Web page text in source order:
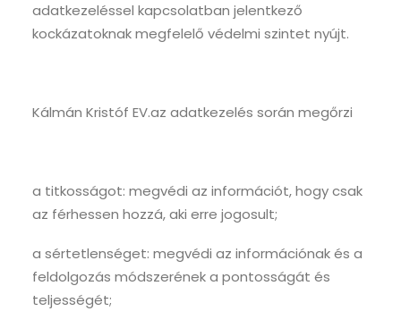
adatkezeléssel kapcsolatban jelentkező
kockázatoknak megfelelő védelmi szintet nyújt.
Kálmán Kristóf EV.az adatkezelés során megőrzi
a titkosságot: megvédi az információt, hogy csak
az férhessen hozzá, aki erre jogosult;
a sértetlenséget: megvédi az információnak és a
feldolgozás módszerének a pontosságát és
teljességét;